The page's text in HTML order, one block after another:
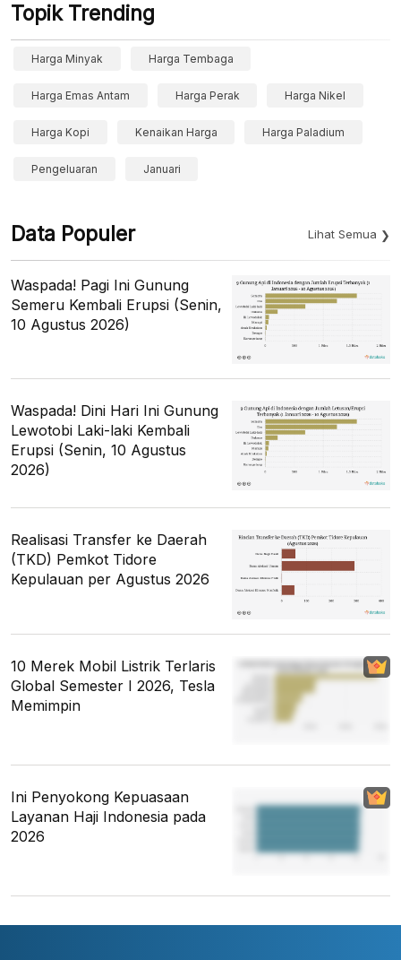
Topik Trending
Harga Minyak Harga Tembaga
Harga Emas Antam Harga Perak Harga Nikel
Harga Kopi Kenaikan Harga Harga Paladium
Pengeluaran Januari
Data Populer Lihat Semua
Waspada! Pagi Ini Gunung
Semeru Kembali Erupsi (Senin,
10 Agustus 2026)
Waspada! Dini Hari Ini Gunung
Lewotobi Laki-laki Kembali
Erupsi (Senin, 10 Agustus
2026)
Realisasi Transfer ke Daerah
(TKD) Pemkot Tidore
Kepulauan per Agustus 2026
10 Merek Mobil Listrik Terlaris
Global Semester I 2026, Tesla
Memimpin
Ini Penyokong Kepuasaan
Layanan Haji Indonesia pada
2026